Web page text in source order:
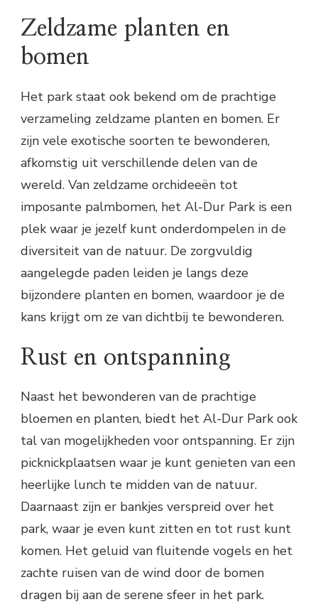
Zeldzame planten en
bomen
Het park staat ook bekend om de prachtige
verzameling zeldzame planten en bomen. Er
zijn vele exotische soorten te bewonderen,
afkomstig uit verschillende delen van de
wereld. Van zeldzame orchideeën tot
imposante palmbomen, het Al-Dur Park is een
plek waar je jezelf kunt onderdompelen in de
diversiteit van de natuur. De zorgvuldig
aangelegde paden leiden je langs deze
bijzondere planten en bomen, waardoor je de
kans krijgt om ze van dichtbij te bewonderen.
Rust en ontspanning
Naast het bewonderen van de prachtige
bloemen en planten, biedt het Al-Dur Park ook
tal van mogelijkheden voor ontspanning. Er zijn
picknickplaatsen waar je kunt genieten van een
heerlijke lunch te midden van de natuur.
Daarnaast zijn er bankjes verspreid over het
park, waar je even kunt zitten en tot rust kunt
komen. Het geluid van fluitende vogels en het
zachte ruisen van de wind door de bomen
dragen bij aan de serene sfeer in het park.